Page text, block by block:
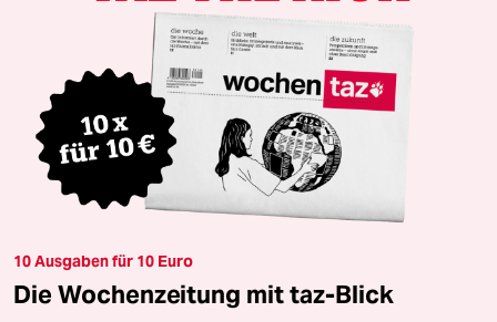
10 Ausgaben für 10 Euro
Die Wochenzeitung mit taz-Blick